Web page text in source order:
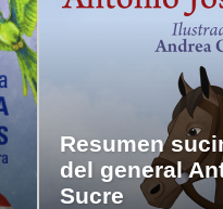
Resumen
del general
Sucre